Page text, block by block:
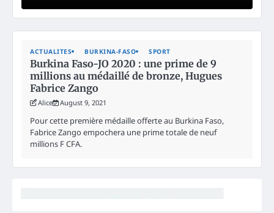
ACTUALITES BURKINA-FASO SPORT
Burkina Faso-JO 2020 : une prime de 9
millions au médaillé de bronze, Hugues
Fabrice Zango
Alice August 9, 2021
Pour cette première médaille offerte au Burkina Faso,
Fabrice Zango empochera une prime totale de neuf
millions F CFA.